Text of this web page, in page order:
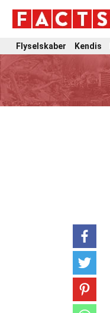
Flyselskaber Kendis